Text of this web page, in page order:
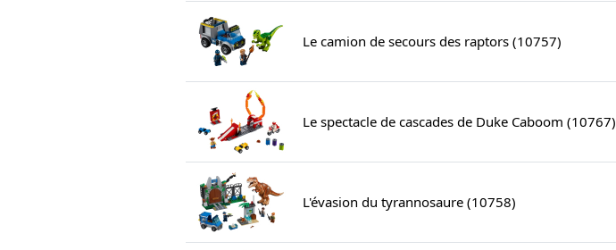
Le camion de secours des raptors (10757)
Le spectacle de cascades de Duke Caboom (10767)
L'évasion du tyrannosaure (10758)